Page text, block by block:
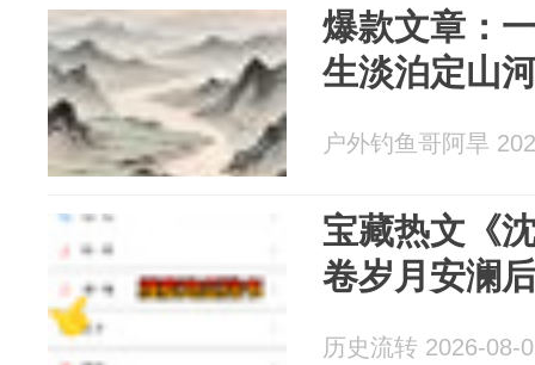
爆款文章：
生淡泊定山
户外钓鱼哥阿旱
宝藏热文《
卷岁月安澜
历史流转 2026-08-